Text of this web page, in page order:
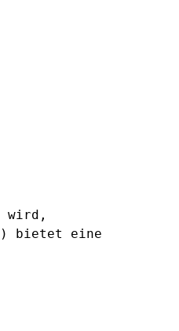
wird,
bietet eine